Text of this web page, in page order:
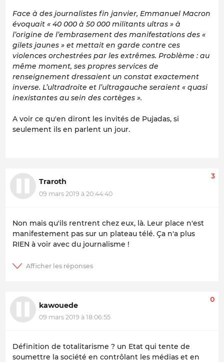
Face à des journalistes fin janvier, Emmanuel Macron
évoquait « 40 000 à 50 000 militants ultras » à
l’origine de l’embrasement des manifestations des «
gilets jaunes » et mettait en garde contre ces
violences orchestrées par les extrêmes. Problème : au
même moment, ses propres services de
renseignement dressaient un constat exactement
inverse. L’ultradroite et l’ultragauche seraient « quasi
inexistantes au sein des cortèges ».
A voir ce qu'en diront les invités de Pujadas, si
seulement ils en parlent un jour.
Traroth
09 mars 2019 à 20:44:40
3
Non mais qu'ils rentrent chez eux, là. Leur place n'est
manifestement pas sur un plateau télé. Ça n'a plus
RIEN à voir avec du journalisme !
kawouede
09 mars 2019 à 18:06:55
0
Définition de totalitarisme ? un Etat qui tente de
soumettre la société en contrôlant les médias et en